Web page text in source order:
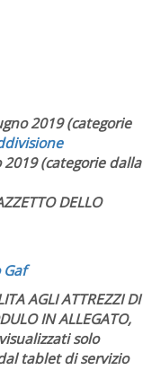
2019 (categorie
2019 (categorie dalla
DELLO
AGLI ATTREZZI DI
IN ALLEGATO,
solo
tablet di servizio